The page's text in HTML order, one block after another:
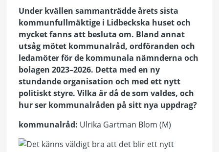
Under kvällen sammanträdde årets sista
kommunfullmäktige i Lidbeckska huset och
mycket fanns att besluta om. Bland annat
utsåg mötet kommunalråd, ordföranden och
ledamöter för de kommunala nämnderna och
bolagen 2023–2026. Detta med en ny
stundande organisation och med ett nytt
politiskt styre. Vilka är då de som valdes, och
hur ser kommunalråden på sitt nya uppdrag?
kommunalråd: Ulrika Gartman Blom (M)